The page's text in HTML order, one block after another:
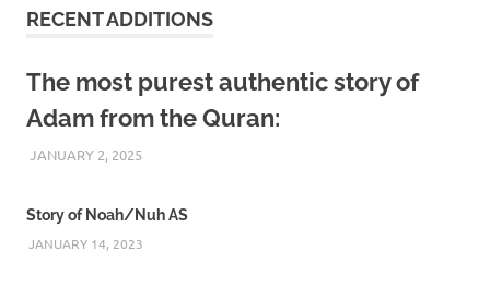
RECENT ADDITIONS
The most purest authentic story of
Adam from the Quran:
JANUARY 2, 2025REZWAN MAHBUB
Story of Noah/Nuh AS
JANUARY 14, 2023